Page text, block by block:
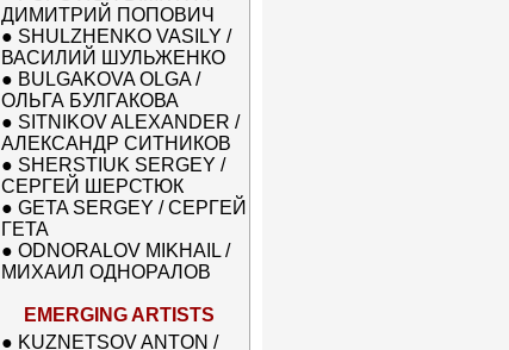
ДИМИТРИЙ ПОПОВИЧ
● SHULZHENKO VASILY /
ВАСИЛИЙ ШУЛЬЖЕНКО
● BULGAKOVA OLGA /
ОЛЬГА БУЛГАКОВА
● SITNIKOV ALEXANDER /
АЛЕКСАНДР СИТНИКОВ
● SHERSTIUK SERGEY /
СЕРГЕЙ ШЕРСТЮК
● GETA SERGEY / СЕРГЕЙ
ГЕТА
● ODNORALOV MIKHAIL /
МИХАИЛ ОДНОРАЛОВ
EMERGING ARTISTS
● KUZNETSOV ANTON /